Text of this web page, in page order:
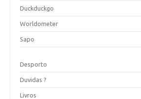
Duckduckgo
Worldometer
Sapo
Desporto
Duvidas ?
Livros